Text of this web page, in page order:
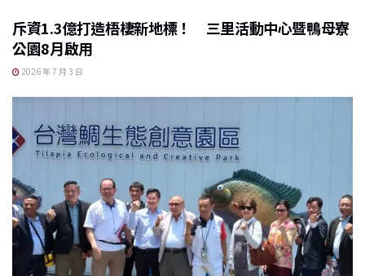
斥資1.3億打造梧棲新地標！ 三里活動中心暨鴨母寮
公園8月啟用
2026 年 7 月 3 日